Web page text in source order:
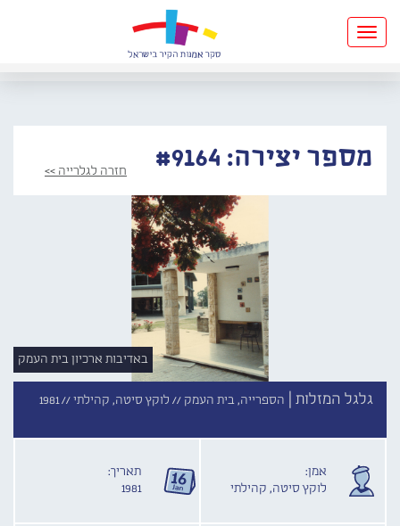
Toggle
navigation
מספר יצירה: #9164 חזרה לגלרייה >>
באדיבות ארכיון בית העמק
גלגל המזלות | הספרייה, בית העמק // לוקץ סיטה, קהילתי //1981
אמן:
לוקץ סיטה, קהילתי
תאריך:
1981